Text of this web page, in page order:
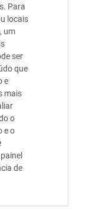
Para
locais
um
ser
que
e
mais
o
e o
de